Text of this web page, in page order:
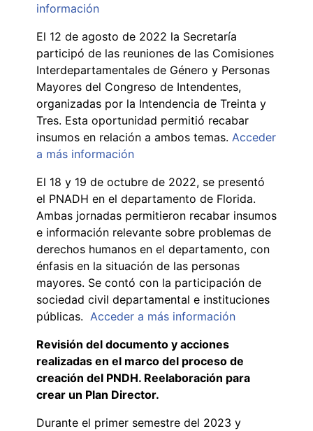
información
El 12 de agosto de 2022 la Secretaría
participó de las reuniones de las Comisiones
Interdepartamentales de Género y Personas
Mayores del Congreso de Intendentes,
organizadas por la Intendencia de Treinta y
Tres. Esta oportunidad permitió recabar
insumos en relación a ambos temas. Acceder
a más información
El 18 y 19 de octubre de 2022, se presentó
el PNADH en el departamento de Florida.
Ambas jornadas permitieron recabar insumos
e información relevante sobre problemas de
derechos humanos en el departamento, con
énfasis en la situación de las personas
mayores. Se contó con la participación de
sociedad civil departamental e instituciones
públicas. Acceder a más información
Revisión del documento y acciones
realizadas en el marco del proceso de
creación del PNDH. Reelaboración para
crear un Plan Director.
Durante el primer semestre del 2023 y